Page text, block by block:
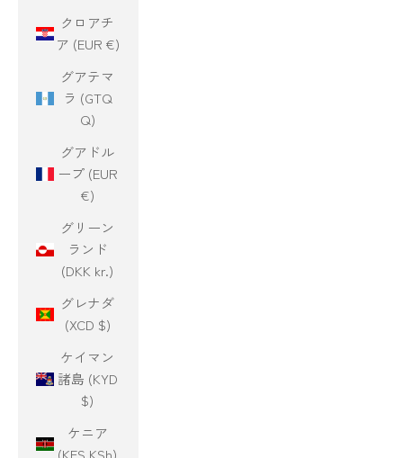
クロアチ
ア (EUR €)
グアテマ
ラ (GTQ
Q)
グアドル
ープ (EUR
€)
グリーン
ランド
(DKK kr.)
グレナダ
(XCD $)
ケイマン
諸島 (KYD
$)
ケニア
(KES KSh)